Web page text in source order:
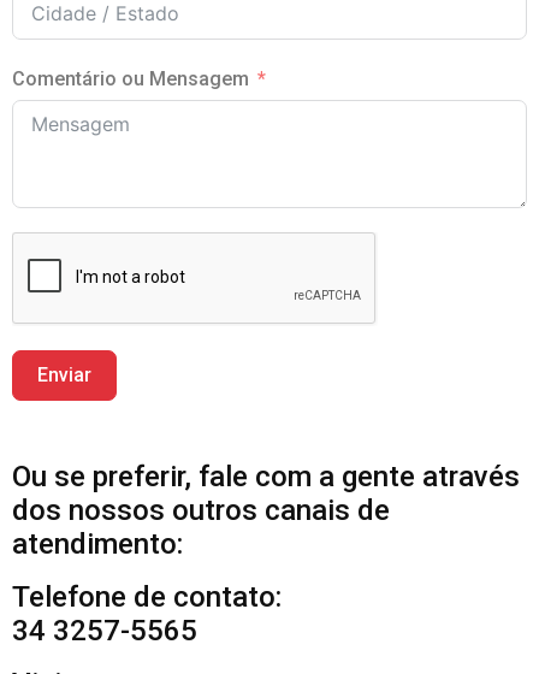
Comentário ou Mensagem
Enviar
Ou se preferir, fale com a gente através
dos nossos outros canais de
atendimento:
Telefone de contato:
34 3257-5565